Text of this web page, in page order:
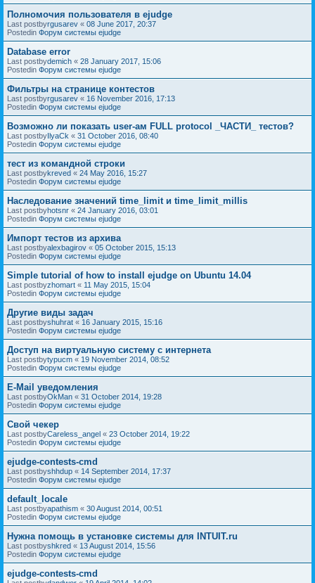
Полномочия пользователя в ejudge
Last postbyrgusarev « 08 June 2017, 20:37
Postedin Форум системы ejudge
Database error
Last postbydemich « 28 January 2017, 15:06
Postedin Форум системы ejudge
Фильтры на странице контестов
Last postbyrgusarev « 16 November 2016, 17:13
Postedin Форум системы ejudge
Возможно ли показать user-ам FULL protocol _ЧАСТИ_ тестов?
Last postbyIlyaCk « 31 October 2016, 08:40
Postedin Форум системы ejudge
тест из командной строки
Last postbykreved « 24 May 2016, 15:27
Postedin Форум системы ejudge
Наследование значений time_limit и time_limit_millis
Last postbyhotsnr « 24 January 2016, 03:01
Postedin Форум системы ejudge
Импорт тестов из архива
Last postbyalexbagirov « 05 October 2015, 15:13
Postedin Форум системы ejudge
Simple tutorial of how to install ejudge on Ubuntu 14.04
Last postbyzhomart « 11 May 2015, 15:04
Postedin Форум системы ejudge
Другие виды задач
Last postbyshuhrat « 16 January 2015, 15:16
Postedin Форум системы ejudge
Доступ на виртуальную систему с интернета
Last postbytypucm « 19 November 2014, 08:52
Postedin Форум системы ejudge
E-Mail уведомления
Last postbyOkMan « 31 October 2014, 19:28
Postedin Форум системы ejudge
Свой чекер
Last postbyCareless_angel « 23 October 2014, 19:22
Postedin Форум системы ejudge
ejudge-contests-cmd
Last postbyshhdup « 14 September 2014, 17:37
Postedin Форум системы ejudge
default_locale
Last postbyapathism « 30 August 2014, 00:51
Postedin Форум системы ejudge
Нужна помощь в установке системы для INTUIT.ru
Last postbyshkred « 13 August 2014, 15:56
Postedin Форум системы ejudge
ejudge-contests-cmd